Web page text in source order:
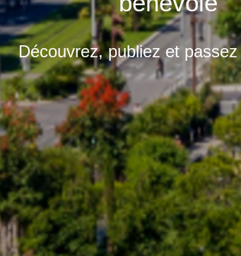
Découvrez, publiez et